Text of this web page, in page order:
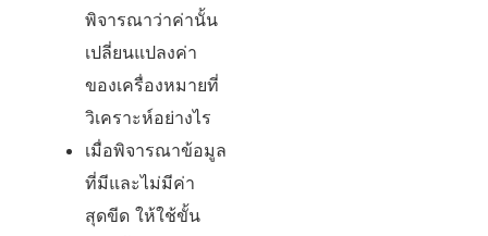
พิจารณาว่าค่านั้น
เปลี่ยนแปลงค่า
ของเครื่องหมายที่
วิเคราะห์อย่างไร
เมื่อพิจารณาข้อมูล
ที่มีและไม่มีค่า
สุดขีด ให้ใช้ขั้น